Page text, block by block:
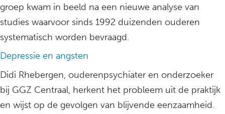
groep kwam in beeld na een nieuwe analyse van
studies waarvoor sinds 1992 duizenden ouderen
systematisch worden bevraagd.
Depressie en angsten
Didi Rhebergen, ouderenpsychiater en onderzoeker
bij GGZ Centraal, herkent het probleem uit de praktijk
en wijst op de gevolgen van blijvende eenzaamheid.